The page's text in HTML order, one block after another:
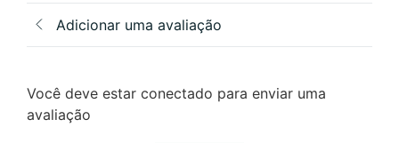
Adicionar uma avaliação
Você deve estar conectado para enviar uma
avaliação